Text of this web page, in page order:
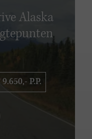
Alaska
P.P.